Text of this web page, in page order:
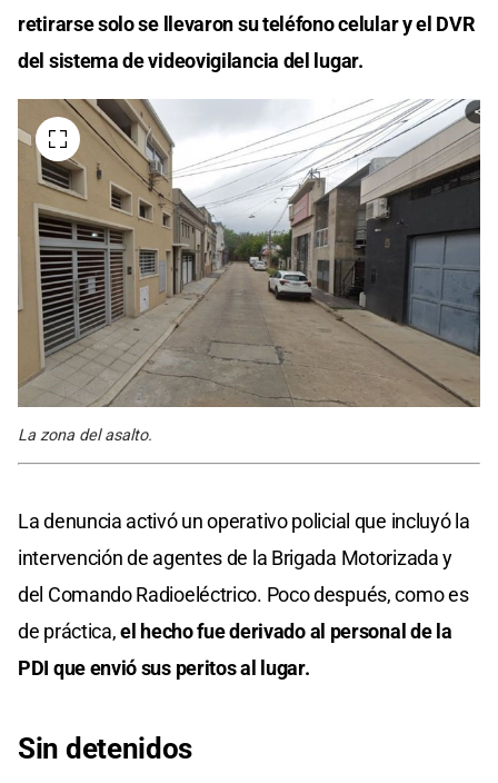
retirarse solo se llevaron su teléfono celular y el DVR
del sistema de videovigilancia del lugar.
La zona del asalto.
La denuncia activó un operativo policial que incluyó la
intervención de agentes de la Brigada Motorizada y
del Comando Radioeléctrico. Poco después, como es
de práctica,el hecho fue derivado al personal de la
PDI que envió sus peritos al lugar.
Sin detenidos